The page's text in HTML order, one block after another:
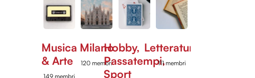
Musica
& Arte
149 membri
Milano
120 membri
Hobby,
Passatempi,
Sport
Letteratura
111 membri